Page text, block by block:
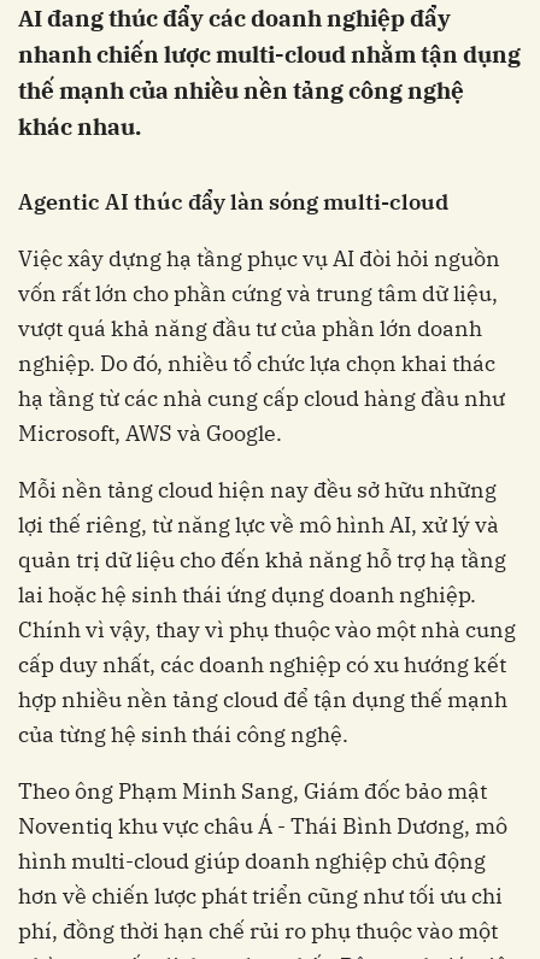
AI đang thúc đẩy các doanh nghiệp đẩy
nhanh chiến lược multi-cloud nhằm tận dụng
thế mạnh của nhiều nền tảng công nghệ
khác nhau.
Agentic AI thúc đẩy làn sóng multi-cloud
Việc xây dựng hạ tầng phục vụ AI đòi hỏi nguồn
vốn rất lớn cho phần cứng và trung tâm dữ liệu,
vượt quá khả năng đầu tư của phần lớn doanh
nghiệp. Do đó, nhiều tổ chức lựa chọn khai thác
hạ tầng từ các nhà cung cấp cloud hàng đầu như
Microsoft, AWS và Google.
Mỗi nền tảng cloud hiện nay đều sở hữu những
lợi thế riêng, từ năng lực về mô hình AI, xử lý và
quản trị dữ liệu cho đến khả năng hỗ trợ hạ tầng
lai hoặc hệ sinh thái ứng dụng doanh nghiệp.
Chính vì vậy, thay vì phụ thuộc vào một nhà cung
cấp duy nhất, các doanh nghiệp có xu hướng kết
hợp nhiều nền tảng cloud để tận dụng thế mạnh
của từng hệ sinh thái công nghệ.
Theo ông Phạm Minh Sang, Giám đốc bảo mật
Noventiq khu vực châu Á - Thái Bình Dương, mô
hình multi-cloud giúp doanh nghiệp chủ động
hơn về chiến lược phát triển cũng như tối ưu chi
phí, đồng thời hạn chế rủi ro phụ thuộc vào một